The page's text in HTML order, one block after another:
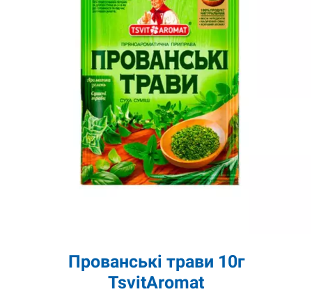
Прованські трави 10г
TsvitAromat